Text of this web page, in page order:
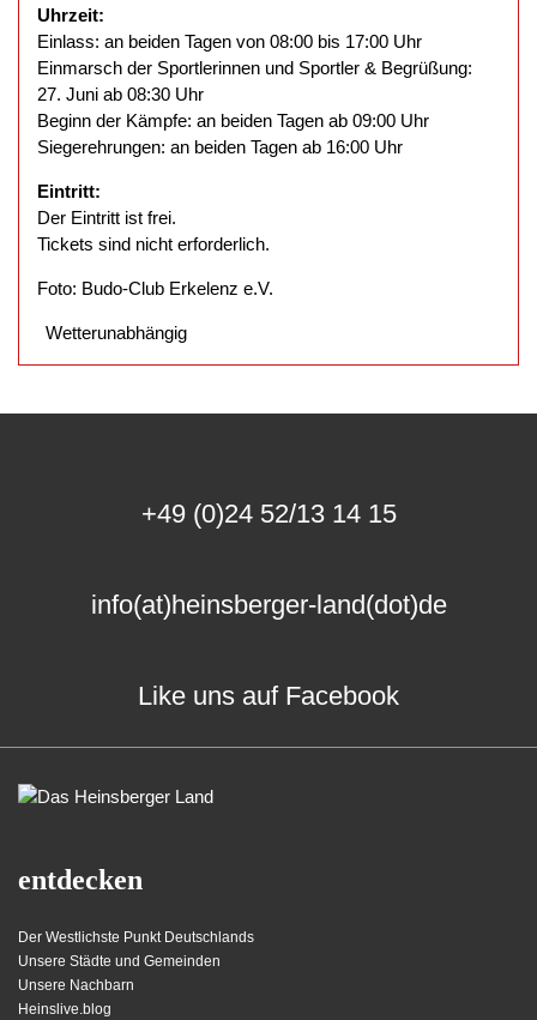
Uhrzeit:
Einlass: an beiden Tagen von 08:00 bis 17:00 Uhr
Einmarsch der Sportlerinnen und Sportler & Begrüßung:
27. Juni ab 08:30 Uhr
Beginn der Kämpfe: an beiden Tagen ab 09:00 Uhr
Siegerehrungen: an beiden Tagen ab 16:00 Uhr
Eintritt:
Der Eintritt ist frei.
Tickets sind nicht erforderlich.
Foto: Budo-Club Erkelenz e.V.
Wetterunabhängig
+49 (0)24 52/13 14 15
info(at)heinsberger-land(dot)de
Like uns auf Facebook
entdecken
Der Westlichste Punkt Deutschlands
Unsere Städte und Gemeinden
Unsere Nachbarn
Heinslive.blog